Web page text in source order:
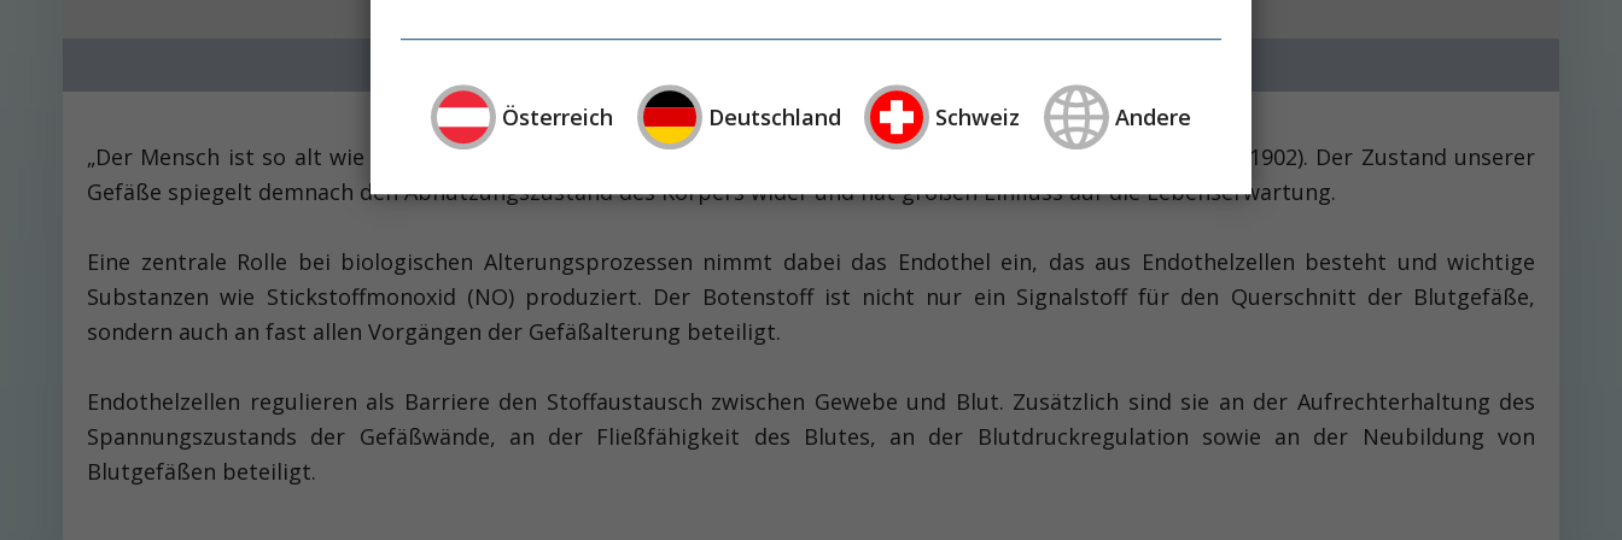
„Der Mensch ist so alt wie seine Gefäße“ lautet ein bekanntes Zitat des Berliner Arztes Rudolf Virchow (1821-1902). Der Zustand unserer
Gefäße spiegelt demnach den Abnutzungszustand des Körpers wider und hat großen Einfluss auf die Lebenserwartung.
Eine zentrale Rolle bei biologischen Alterungsprozessen nimmt dabei das Endothel ein, das aus Endothelzellen besteht und wichtige
Substanzen wie Stickstoffmonoxid (NO) produziert. Der Botenstoff ist nicht nur ein Signalstoff für den Querschnitt der Blutgefäße,
sondern auch an fast allen Vorgängen der Gefäßalterung beteiligt.
Endothelzellen regulieren als Barriere den Stoffaustausch zwischen Gewebe und Blut. Zusätzlich sind sie an der Aufrechterhaltung des
Spannungszustands der Gefäßwände, an der Fließfähigkeit des Blutes, an der Blutdruckregulation sowie an der Neubildung von
Blutgefäßen beteiligt.
Österreich Deutschland Schweiz Andere